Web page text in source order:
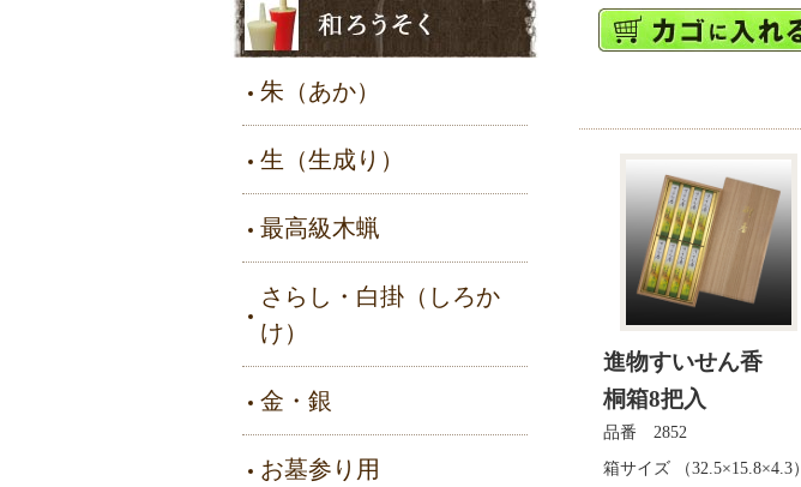
朱（あか）
生（生成り）
最高級木蝋
さらし・白掛（しろか
け）
金・銀
お墓参り用
進物すいせん香
桐箱8把入
品番 2852
箱サイズ （32.5×15.8×4.3）